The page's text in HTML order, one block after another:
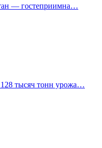
— гостеприимна…
128 тысяч тонн урожа…